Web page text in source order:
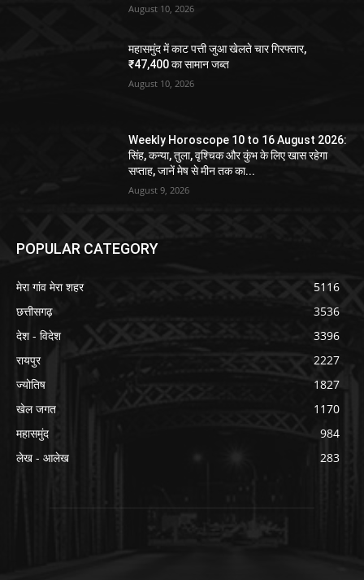
August 10, 2026
महासमुंद में काट पत्ती जुआ खेलते चार गिरफ्तार,
₹47,400 का सामान जब्त
August 10, 2026
Weekly Horoscope 10 to 16 August 2026:
सिंह, कन्या, तुला, वृश्चिक और कुंभ के लिए खास रहेगा
सप्ताह, जानें मेष से मीन तक का...
August 9, 2026
POPULAR CATEGORY
मेरा गांव मेरा शहर
5116
छत्तीसगढ़
3536
देश - विदेश
3396
रायपुर
2227
ज्योतिष
1827
खेल जगत
1170
महासमुंद
984
लेख - आलेख
283